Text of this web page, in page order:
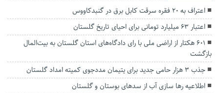
اعتراف به 20 فقره سرقت كابل برق در گنبدكاووس
اعتبار ۶۳ میلیارد تومانی برای احیای تاریخ گلستان
۶۰۱ هکتار از اراضی ملی با رای دادگاه‌های استان گلستان به بیت‌المال
بازگشت
جذب ۳ هزار حامی جدید برای یتیمان مددجوی کمیته امداد گلستان
اطلاعیه رها سازی آب از سد‌های بوستان و گلستان